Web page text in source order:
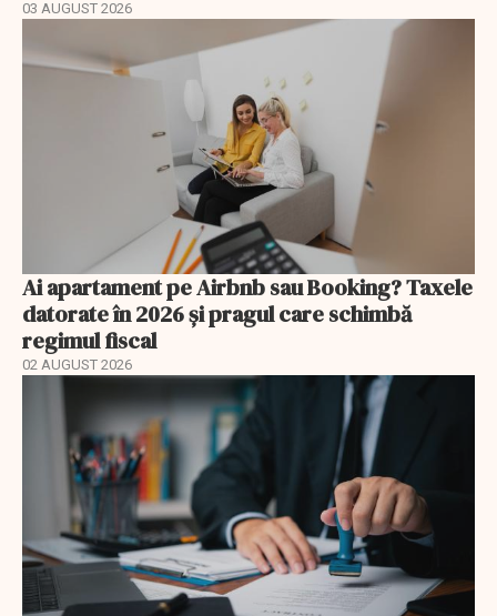
03 AUGUST 2026
Ai apartament pe Airbnb sau Booking? Taxele
datorate în 2026 și pragul care schimbă
regimul fiscal
02 AUGUST 2026